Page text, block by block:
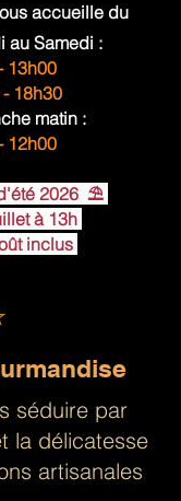
accueille du
au Samedi :
13h00
18h30
matin :
12h00
2026 ⛱
à 13h
inclus
séduire par
la délicatesse
artisanales